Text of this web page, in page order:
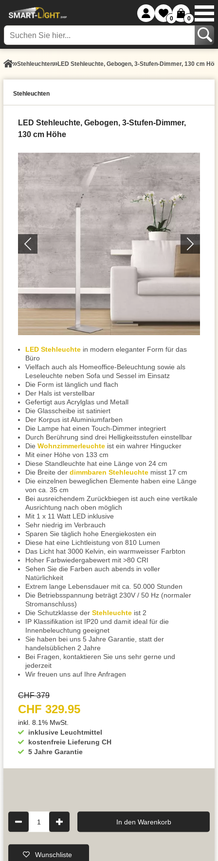
0 0
Stehleuchten LED Stehleuchte, Gebogen, 3-Stufen-Dimmer, 130 cm
Stehleuchten
LED Stehleuchte, Gebogen, 3-Stufen-Dimmer,
130 cm Höhe
LED Stehleuchte in modern eleganter Form für das
Büro
Vielfach auch als Homeoffice-Beleuchtung sowie als
Leseleuchte neben Sofa und Sessel im Einsatz
Die Form ist länglich und flach
Der Hals ist verstellbar
Gefertigt aus Acrylglas und Metall
Die Glasscheibe ist satiniert
Der Korpus ist Aluminiumfarben
Die Lampe hat einen Touch-Dimmer integriert
Durch Berührung sind drei Helligkeitsstufen einstellbar
Die Wohnzimmerleuchte ist ein wahrer Hingucker
Mit einer Höhe von 133 cm
Diese Standleuchte hat eine Länge von 24 cm
Die Breite der dimmbaren Stehleuchte misst 17 cm
Die einzelnen beweglichen Elemente haben eine Länge
von ca. 35 cm
Bei ausreichendem Zurückbiegen ist auch eine vertikale
Ausrichtung nach oben möglich
Mit 1 x 11 Watt LED inklusive
Sehr niedrig im Verbrauch
Sparen Sie täglich hohe Energiekosten ein
Diese hat eine Lichtleistung von 810 Lumen
Das Licht hat 3000 Kelvin, ein warmweisser Farbton
Hoher Farbwiedergabewert mit >80 CRI
Sehen Sie die Farben auch abends in voller
Natürlichkeit
Extrem lange Lebensdauer mit ca. 50.000 Stunden
Die Betriebsspannung beträgt 230V / 50 Hz (normaler
Stromanschluss)
Die Schutzklasse der Stehleuchte ist 2
IP Klassifikation ist IP20 und damit ideal für die
Innenbeleuchtung geeignet
Sie haben bei uns 5 Jahre Garantie, statt der
handelsüblichen 2 Jahre
Bei Fragen, kontaktieren Sie uns sehr gerne und
jederzeit
Wir freuen uns auf Ihre Anfragen
inklusive Leuchtmittel
kostenfreie Lieferung CH
5 Jahre Garantie
CHF 379
CHF 329.95
inkl. 8.1% MwSt.
1 In den Warenkorb
Wunschliste